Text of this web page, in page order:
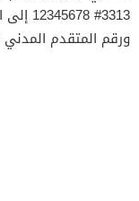
ورقم المتقدم المدني 12345678.